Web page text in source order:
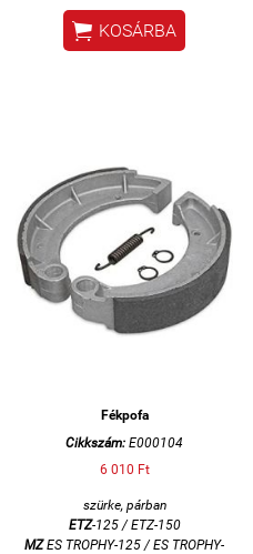
 KOSÁRBA
Fékpofa
Cikkszám: E000104
6 010 Ft
szürke, párban
ETZ-125 / ETZ-150
MZES TROPHY-125 / ES TROPHY-